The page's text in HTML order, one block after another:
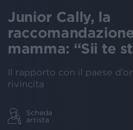
Junior Cally, la
mamma: “Sii te
Il rapporto con il paese
rivincita
Scheda
artista